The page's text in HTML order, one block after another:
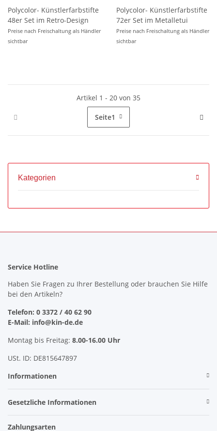
Polycolor- Künstlerfarbstifte
48er Set im Retro-Design
Preise nach Freischaltung als Händler
sichtbar
Polycolor- Künstlerfarbstifte
72er Set im Metalletui
Preise nach Freischaltung als Händler
sichtbar
Artikel 1 - 20 von 35
Seite1
Kategorien
Service Hotline
Haben Sie Fragen zu Ihrer Bestellung oder brauchen Sie Hilfe
bei den Artikeln?
Telefon: 0 3372 / 40 62 90
E-Mail: info@kin-de.de
Montag bis Freitag: 8.00-16.00 Uhr
USt. ID: DE815647897
Informationen
Gesetzliche Informationen
Zahlungsarten